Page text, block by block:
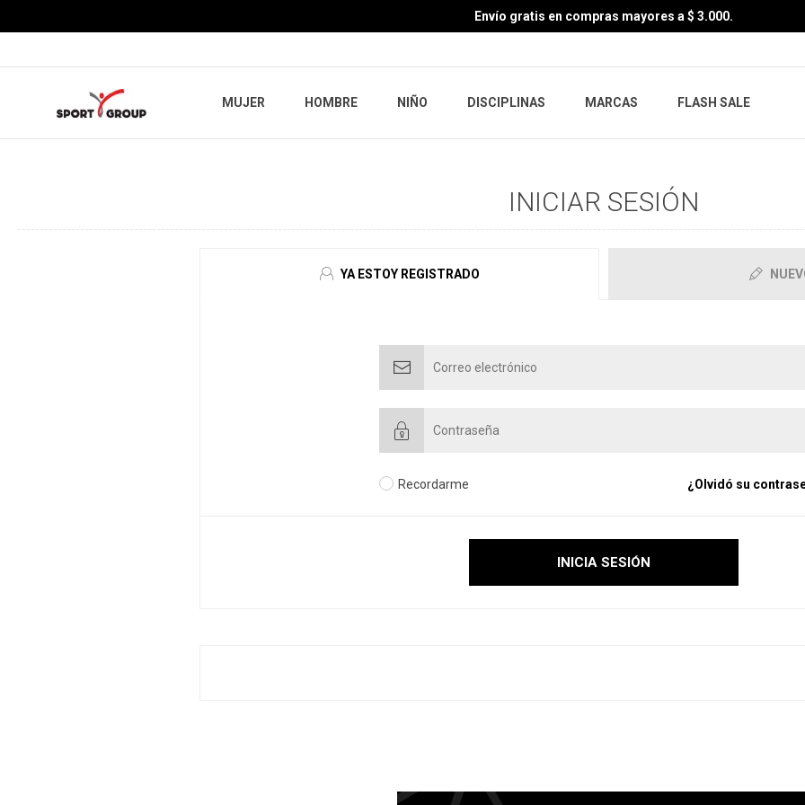
Envío gratis en compras mayores a $ 3.000.
MUJER HOMBRE NIÑO DISCIPLINAS MARCAS FLASH SALE
INICIAR SESIÓN
YA ESTOY REGISTRADO
Recordarme ¿Olvidó su